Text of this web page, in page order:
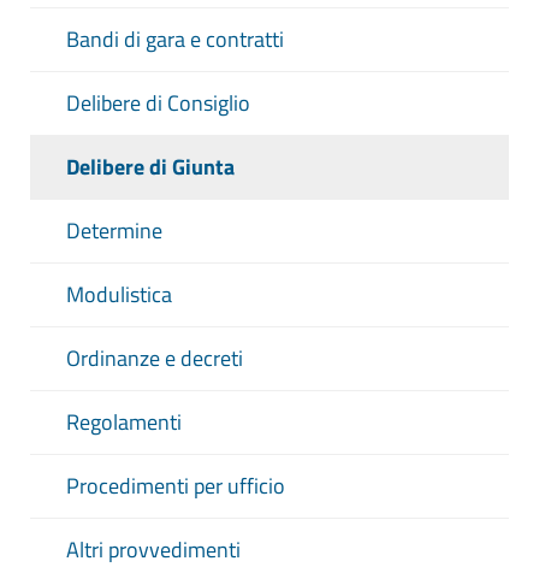
Bandi di gara e contratti
Delibere di Consiglio
Delibere di Giunta
Determine
Modulistica
Ordinanze e decreti
Regolamenti
Procedimenti per ufficio
Altri provvedimenti